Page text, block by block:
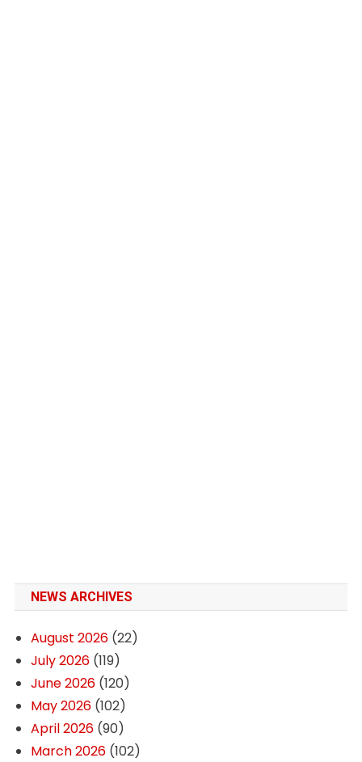
NEWS ARCHIVES
August 2026(22)
July 2026(119)
June 2026(120)
May 2026(102)
April 2026(90)
March 2026(102)